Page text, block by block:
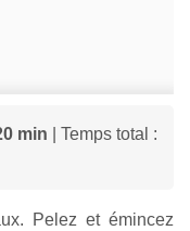
min | Temps total :
Pelez et émincez